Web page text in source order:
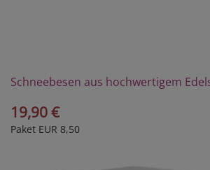
Schneebesen aus hochwertigem
19,90 €
Paket EUR 8,50